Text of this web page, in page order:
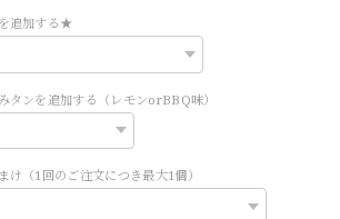
追加する★
タンを追加する（レモンorBBQ味）
け（1回のご注文につき最大1個）